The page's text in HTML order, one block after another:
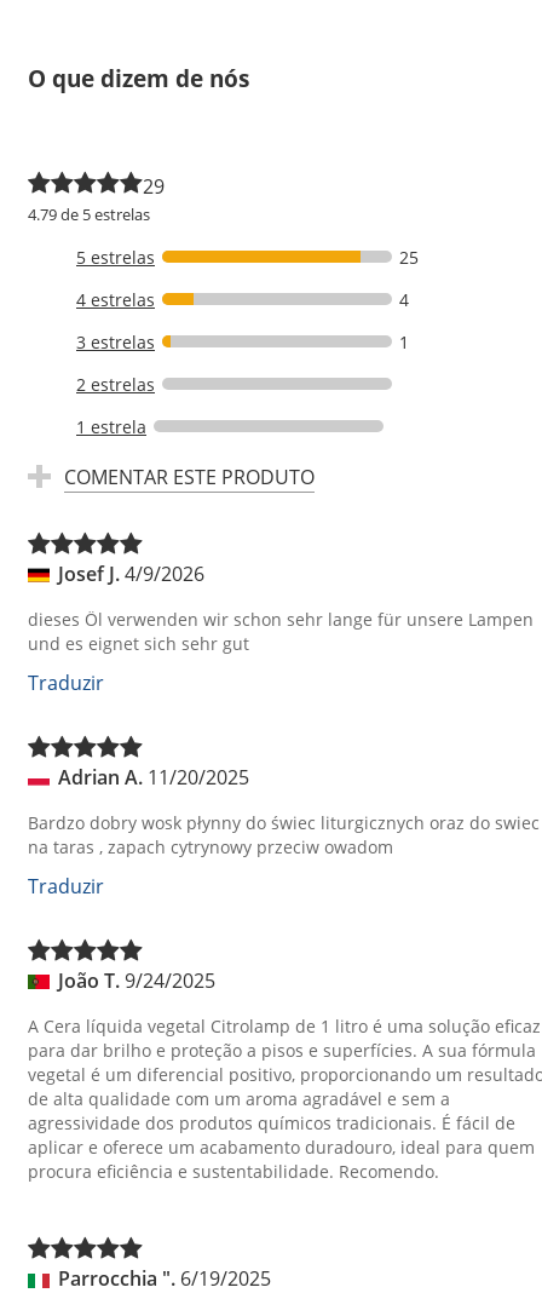
O que dizem de nós
29
4.79 de 5 estrelas
5 estrelas
25
4 estrelas
4
3 estrelas
1
2 estrelas
1 estrela
COMENTAR ESTE PRODUTO
Josef J.4/9/2026
dieses Öl verwenden wir schon sehr lange für unsere Lampen
und es eignet sich sehr gut
Traduzir
Adrian A. 11/20/2025
Bardzo dobry wosk płynny do świec liturgicznych oraz do swiec
na taras , zapach cytrynowy przeciw owadom
Traduzir
João T.9/24/2025
A Cera líquida vegetal Citrolamp de 1 litro é uma solução eficaz
para dar brilho e proteção a pisos e superfícies. A sua fórmula
vegetal é um diferencial positivo, proporcionando um
de alta qualidade com um aroma agradável e sem a
agressividade dos produtos químicos tradicionais. É fácil de
aplicar e oferece um acabamento duradouro, ideal para quem
procura eficiência e sustentabilidade. Recomendo.
Parrocchia ". 6/19/2025